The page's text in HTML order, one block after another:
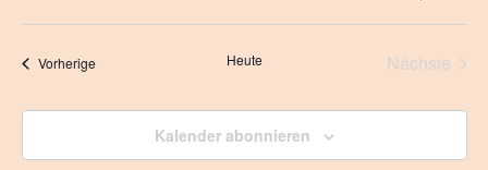
Such-
und
Wählen
Datum
VorherigeVeranstaltungen Heute
Nächste
Kalender abonnieren